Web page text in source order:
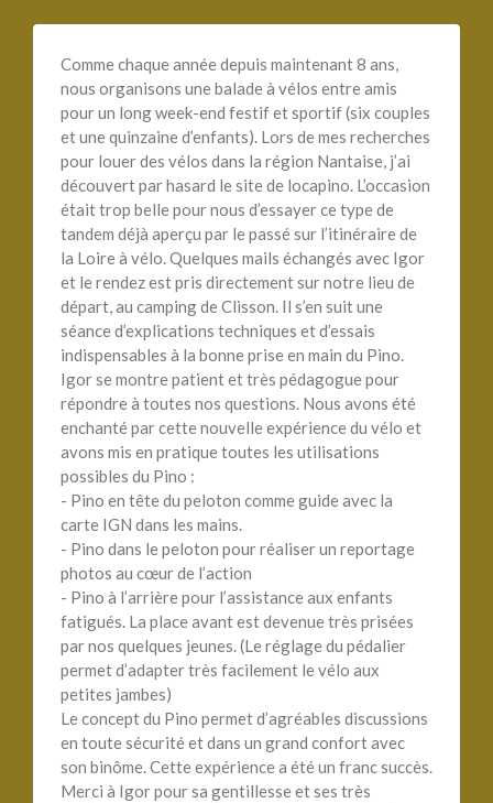
Comme chaque année depuis maintenant 8 ans,
nous organisons une balade à vélos entre amis
pour un long week-end festif et sportif (six couples
et une quinzaine d’enfants). Lors de mes recherches
pour louer des vélos dans la région Nantaise, j’ai
découvert par hasard le site de locapino. L’occasion
était trop belle pour nous d’essayer ce type de
tandem déjà aperçu par le passé sur l’itinéraire de
la Loire à vélo. Quelques mails échangés avec Igor
et le rendez est pris directement sur notre lieu de
départ, au camping de Clisson. Il s’en suit une
séance d’explications techniques et d’essais
indispensables à la bonne prise en main du Pino.
Igor se montre patient et très pédagogue pour
répondre à toutes nos questions. Nous avons été
enchanté par cette nouvelle expérience du vélo et
avons mis en pratique toutes les utilisations
possibles du Pino :
- Pino en tête du peloton comme guide avec la
carte IGN dans les mains.
- Pino dans le peloton pour réaliser un reportage
photos au cœur de l’action
- Pino à l’arrière pour l’assistance aux enfants
fatigués. La place avant est devenue très prisées
par nos quelques jeunes. (Le réglage du pédalier
permet d’adapter très facilement le vélo aux
petites jambes)
Le concept du Pino permet d’agréables discussions
en toute sécurité et dans un grand confort avec
son binôme. Cette expérience a été un franc succès.
Merci à Igor pour sa gentillesse et ses très